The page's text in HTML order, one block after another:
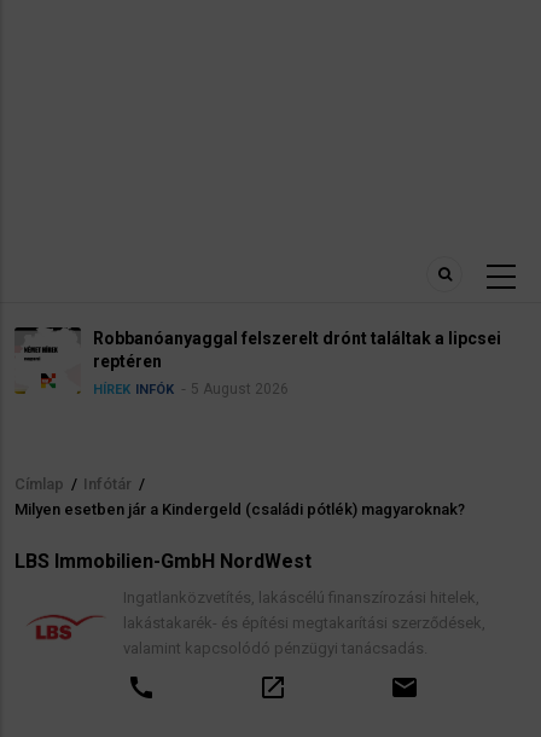
Robbanóanyaggal felszerelt drónt találtak a lipcsei
reptéren
HÍREK INFÓK 5 August 2026
Morzsa
Címlap / Infótár /
Milyen esetben jár a Kindergeld (családi pótlék) magyaroknak?
LBS Immobilien-GmbH NordWest
Ingatlanközvetítés, lakáscélú finanszírozási hitelek,
lakástakarék- és építési megtakarítási szerződések,
valamint kapcsolódó pénzügyi tanácsadás.
call open_in_new email